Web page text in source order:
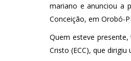
mariano e anunciou a
Conceição, em Orobó-
Quem esteve
Cristo (ECC), que